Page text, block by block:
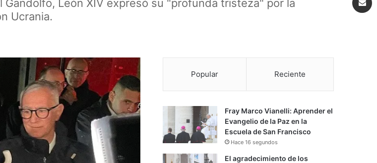
Gandolfo, León XIV expresó su "profunda tristeza" por la
Ucrania.
Popular Reciente
Fray Marco Vianelli: Aprender el
Evangelio de la Paz en la
Escuela de San Francisco
Hace 16 segundos
El agradecimiento de los